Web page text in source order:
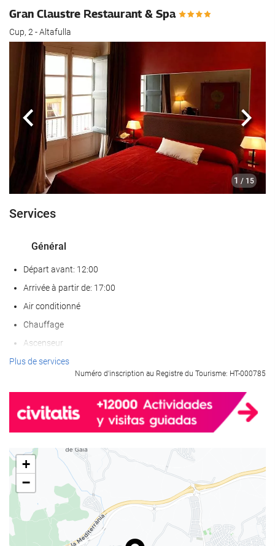
Gran Claustre Restaurant & Spa
Cup, 2 - Altafulla
1 / 15
Précédent
Services
Général
Départ avant: 12:00
Arrivée à partir de: 17:00
Air conditionné
Chauffage
Ascenseur
Accès personnes à mobilité réduite
établissement entièrement non-fumeurs
Zone fumeurs
Les animaux de compagnie ne sont pas acceptés
Bien-être
Serviettes de piscine/de plage
Chaises longues ou de plage
Solarium
Plus de services
Numéro d'inscription au Registre du Tourisme: HT-000785
+
−